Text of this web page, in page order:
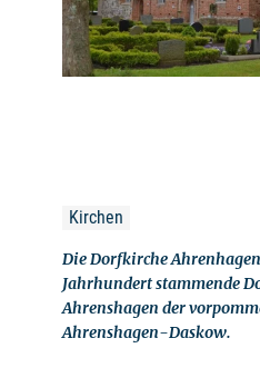
Kirchen
Die Dorfkirche
Jahrhundert stammende
Ahrenshagen der
Ahrenshagen-Daskow.